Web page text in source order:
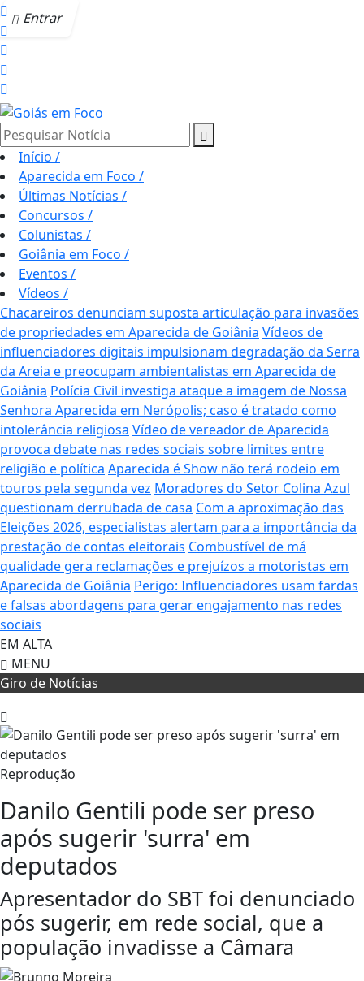
Entrar
Pesquisar Notícia
Início /
Aparecida em Foco /
Últimas Notícias /
Concursos /
Colunistas /
Goiânia em Foco /
Eventos /
Vídeos /
Chacareiros denunciam suposta articulação para invasões
de propriedades em Aparecida de Goiânia Vídeos de
influenciadores digitais impulsionam degradação da Serra
da Areia e preocupam ambientalistas em Aparecida de
Goiânia Polícia Civil investiga ataque a imagem de Nossa
Senhora Aparecida em Nerópolis; caso é tratado como
intolerância religiosa Vídeo de vereador de Aparecida
provoca debate nas redes sociais sobre limites entre
religião e política Aparecida é Show não terá rodeio em
touros pela segunda vez Moradores do Setor Colina Azul
questionam derrubada de casa Com a aproximação das
Eleições 2026, especialistas alertam para a importância da
prestação de contas eleitorais Combustível de má
qualidade gera reclamações e prejuízos a motoristas em
Aparecida de Goiânia Perigo: Influenciadores usam fardas
e falsas abordagens para gerar engajamento nas redes
sociais
EM ALTA
MENU
Giro de Notícias
Reprodução
Danilo Gentili pode ser preso
após sugerir 'surra' em
deputados
Apresentador do SBT foi denunciado
pós sugerir, em rede social, que a
população invadisse a Câmara